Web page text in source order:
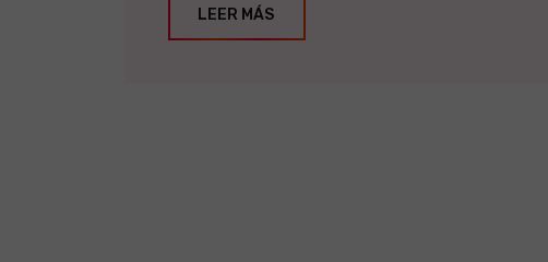
LEER MÁS